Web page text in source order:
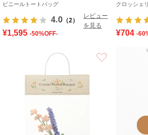
ビニールトートバッグ
4.0 （2）
レビュー
を見る
¥1,595 -50%OFF-
クロッシェ
¥704 -